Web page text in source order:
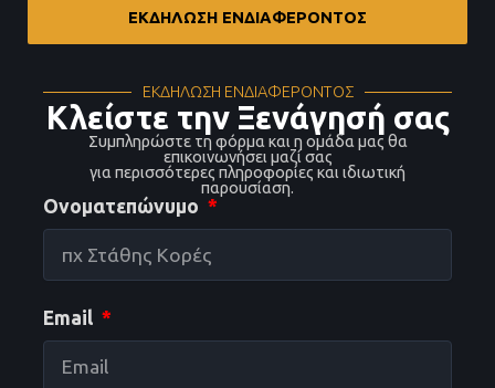
ΕΚΔΗΛΩΣΗ ΕΝΔΙΑΦΕΡΟΝΤΟΣ
ΕΚΔΗΛΩΣΗ ΕΝΔΙΑΦΕΡΟΝΤΟΣ
Κλείστε την Ξενάγησή σας
Συμπληρώστε τη φόρμα και η ομάδα μας θα
επικοινωνήσει μαζί σας
για περισσότερες πληροφορίες και ιδιωτική
παρουσίαση.
Ονοματεπώνυμο
Email